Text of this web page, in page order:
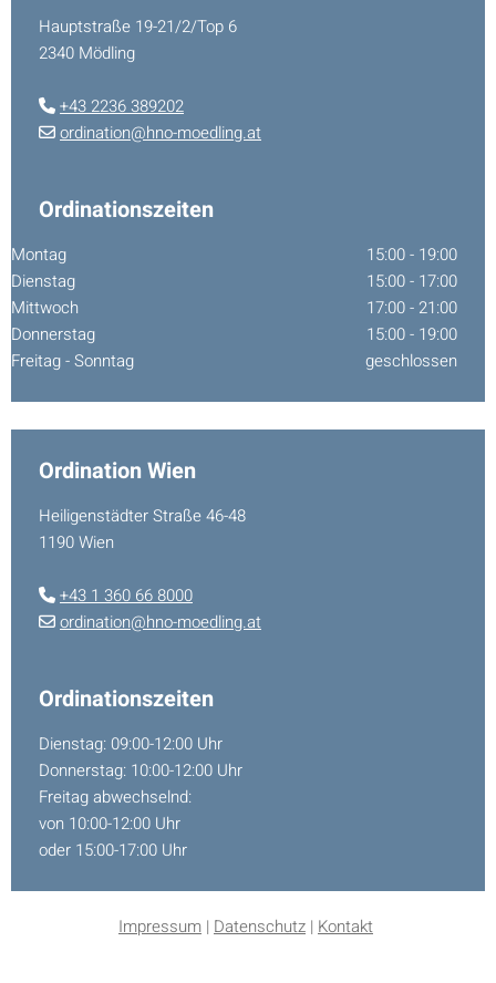
Hauptstraße 19-21/2/Top 6
2340 Mödling
 +43 2236 389202
 ordination@hno-moedling.at
Ordinationszeiten
Montag
15:00 - 19:00
Dienstag
15:00 - 17:00
Mittwoch
17:00 - 21:00
Donnerstag
15:00 - 19:00
Freitag - Sonntag
geschlossen
Ordination Wien
Heiligenstädter Straße 46-48
1190 Wien
 +43 1 360 66 8000
 ordination@hno-moedling.at
Ordinationszeiten
Dienstag: 09:00-12:00 Uhr
Donnerstag: 10:00-12:00 Uhr
Freitag abwechselnd:
von 10:00-12:00 Uhr
oder 15:00-17:00 Uhr
Impressum | Datenschutz | Kontakt